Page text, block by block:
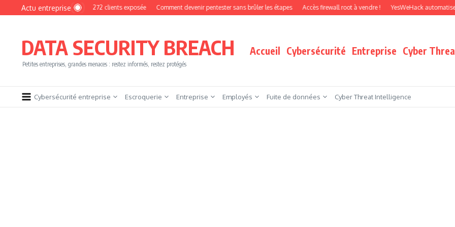
Aller au contenu
Actu entreprise
une base de 16 272 clients exposée Comment devenir pentester sans brûler les étapes Accès firewall root à vendre ! YesWeHack automatise le pentest par
DATA SECURITY BREACH
Petites entreprises, grandes menaces : restez informés, restez protégés
Accueil Cybersécurité Entreprise Cyber
Cybersécurité entreprise Escroquerie Entreprise Employés Fuite de données Cyber Threat Intelligence